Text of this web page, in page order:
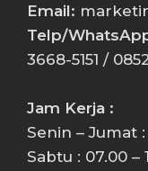
Email:
Telp/
3668-5151 /
Jam Kerja :
Senin – Jumat :
Sabtu : 07.00 –